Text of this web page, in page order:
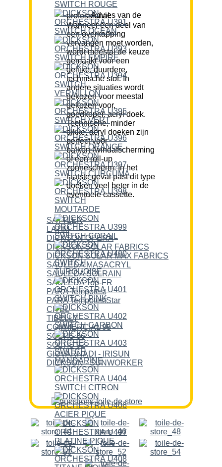
Advies van de professional:
Wanneer een deel van
een overkapping
vervangen moet worden,
wordt meestal de keuze
gemaakt voor een
gelijke, duurdere,
technische stof. In
andere situaties wordt
gekozen voor meestal
gekozen voor,
goedkoper, acryl doek.
Technische, minder
dikke, acryl doeken zijn
perfect voor
balkon-/windafscherming
of een roll-up
zonnescherm. In het
laatste geval past dit type
doeken veel beter in de
eventuele cassette.
SATTLER
LATIM
DICKSON OPERA
DICKSON SOLAR FABRICS
DICKSON SOLAR MAX FABRICS
SAULEDA MASACRYL
SAULEDA SOLRAIN
SAULEDA Top-FR
PARA Tempotest
PARA TempotestStar
CITEL
TIBELLY
COMMERCIAL 95
SOLTIS 86
SOLTIS 92
GIOVARNADI - IRISUN
DICKSON - SUNWORKER